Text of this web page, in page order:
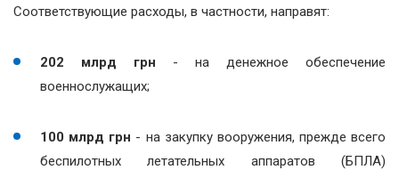
Соответствующие расходы, в частности, направят:
202 млрд грн - на денежное обеспечение
военнослужащих;
100 млрд грн - на закупку вооружения, прежде всего
беспилотных летательных аппаратов (БПЛА)